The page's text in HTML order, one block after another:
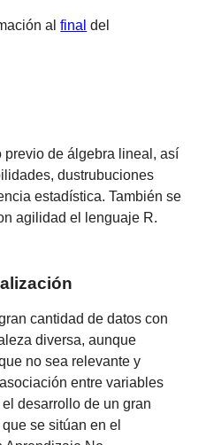
alfinal del
previo de álgebra lineal, así
dustrubuciones
estadística. También se
agilidad el lenguaje R.
cantidad de datos con
diversa, aunque
no sea relevante y
entre variables
desarrollo de un gran
se sitúan en el